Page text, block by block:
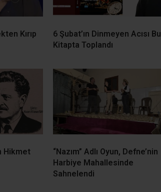
Kırıp
6 Şubat’ın Dinmeyen Acısı Bu
Kitapta Toplandı
Hikmet
“Nazım” Adlı Oyun, Defne’nin
Harbiye Mahallesinde
Sahnelendi